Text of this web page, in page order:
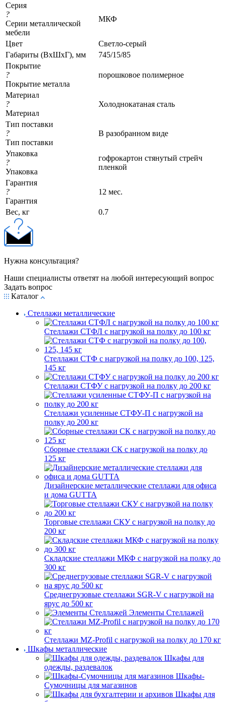
Серия
?
Серии металлической
мебели
МКФ
Цвет
Светло-серый
Габариты (ВхШхГ), мм
745/15/85
Покрытие
?
Покрытие металла
порошковое полимерное
Материал
?
Материал
Холоднокатаная сталь
Тип поставки
?
Тип поставки
В разобранном виде
Упаковка
?
Упаковка
гофрокартон стянутый стрейч
пленкой
Гарантия
?
Гарантия
12 мес.
Вес, кг 0.7
Нужна консультация?
Наши специалисты ответят на любой интересующий вопрос
Задать вопрос
Каталог
Стеллажи металлические
Стеллажи СТФЛ с нагрузкой на полку до 100 кг
Стеллажи СТФ с нагрузкой на полку до 100, 125,
145 кг
Стеллажи СТФУ с нагрузкой на полку до 200 кг
Стеллажи усиленные СТФУ-П с нагрузкой на
полку до 200 кг
Сборные стеллажи СК с нагрузкой на полку до
125 кг
Дизайнерские металлические стеллажи для офиса
и дома GUTTA
Торговые стеллажи СКУ с нагрузкой на полку до
200 кг
Складские стеллажи МКФ с нагрузкой на полку до
300 кг
Среднегрузовые стеллажи SGR-V с нагрузкой на
ярус до 500 кг
Элементы Стеллажей
Стеллажи MZ-Profil с нагрузкой на полку до 170 кг
Шкафы металлические
Шкафы для
одежды, раздевалок
Шкафы-
Сумочницы для магазинов
Шкафы для